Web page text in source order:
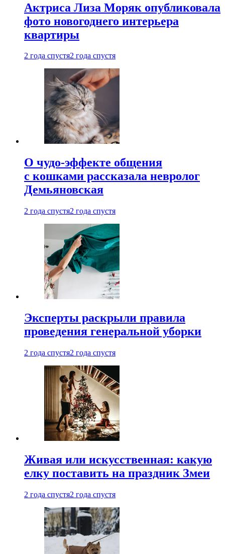
Актриса Лиза Моряк опубликовала
фото новогоднего интерьера
квартиры
2 года спустя2 года спустя
О чудо-эффекте общения
с кошками рассказала невролог
Демьяновская
2 года спустя2 года спустя
Эксперты раскрыли правила
проведения генеральной уборки
2 года спустя2 года спустя
Живая или искусственная: какую
елку поставить на праздник Змеи
2 года спустя2 года спустя